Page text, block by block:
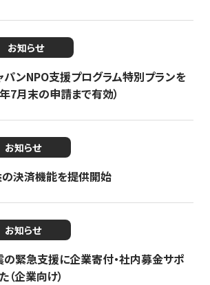
お知らせ
パンNPO支援プログラム特別プランを
7月末の申請まで有効）
お知らせ
決済機能を提供開始
お知らせ
緊急支援に企業寄付・社内募金サポ
企業向け）